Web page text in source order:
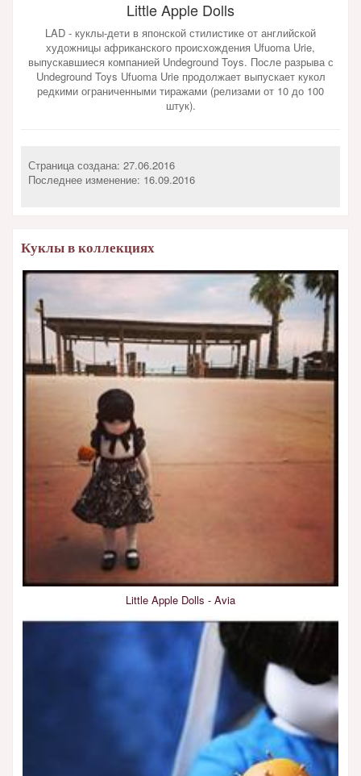
Little Apple Dolls
LAD - куклы-дети в японской стилистике от английской
художницы африканского происхождения Ufuoma Urie,
выпускавшиеся компанией Undeground Toys. После разрыва с
Undeground Toys Ufuoma Urie продолжает выпускает кукол
редкими ограниченными тиражами (релизами от 10 до 100
штук).
Страница создана: 27.06.2016
Последнее изменение: 16.09.2016
Куклы в коллекциях
Little Apple Dolls - Avia